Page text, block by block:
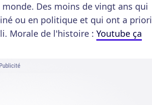
Des moins de vingt ans qui
ou en politique et qui ont a priori
Morale de l'histoire : Youtube ça
Publicité